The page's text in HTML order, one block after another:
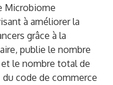
Microbiome
à améliorer la
grâce à la
publie le nombre
le nombre total de
code de commerce